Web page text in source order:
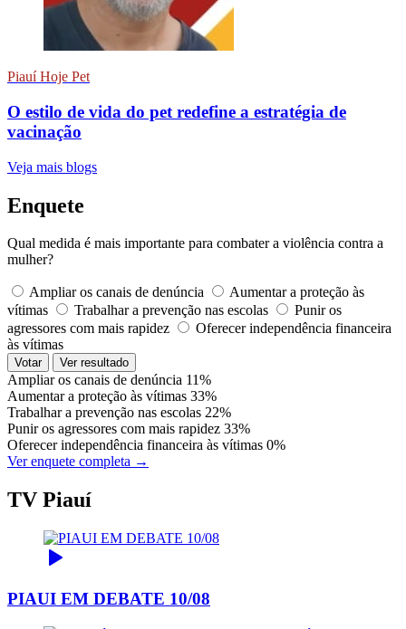
Piauí Hoje Pet
O estilo de vida do pet redefine a estratégia de
vacinação
Veja mais blogs
Enquete
Qual medida é mais importante para combater a violência contra a
mulher?
Ampliar os canais de denúncia
Aumentar a proteção às
vítimas
Trabalhar a prevenção nas escolas
Punir os
agressores com mais rapidez
Oferecer independência financeira
às vítimas
Votar Ver resultado
Ampliar os canais de denúncia 11%
Aumentar a proteção às vítimas 33%
Trabalhar a prevenção nas escolas 22%
Punir os agressores com mais rapidez 33%
Oferecer independência financeira às vítimas 0%
Ver enquete completa →
TV Piauí
PIAUI EM DEBATE 10/08